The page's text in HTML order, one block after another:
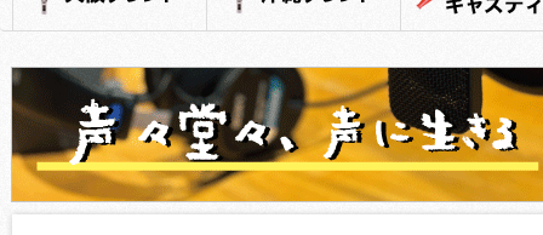
- 株式会社キャラ
大阪タレント 沖縄タレント ボイスキャステ